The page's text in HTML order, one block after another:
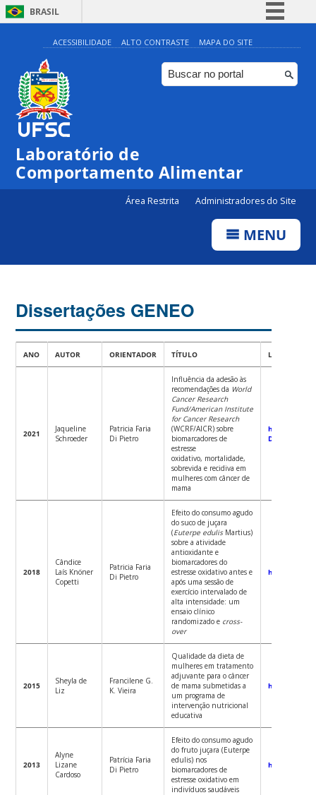
BRASIL
Simplifique!
Comunica BR
Participe
ACESSIBILIDADE ALTO CONTRASTE MAPA DO SITE
Laboratório de
Comportamento Alimentar
Área Restrita Administradores do Site
MENU
Dissertações GENEO
ANO AUTOR ORIENTADOR TÍTULO LINK
2021
Jaqueline
Schroeder
Patricia Faria
Di Pietro
Influência da adesão às
recomendações da World
Cancer Research
Fund/American Institute
for Cancer Research
(WCRF/AICR) sobre
biomarcadores de
estresse
oxidativo, mortalidade,
sobrevida e recidiva em
mulheres com câncer de
mama
https://
2018
Cândice
Laís Knöner
Copetti
Patricia Faria
Di Pietro
Efeito do consumo agudo
do suco de juçara
(Euterpe edulisMartius)
sobre a atividade
antioxidante e
biomarcadores do
estresse oxidativo antes e
após uma sessão de
exercício intervalado de
alta intensidade: um
ensaio clínico
randomizado e cross-
over
https://
2015
Sheyla de
Liz
Francilene G.
K. Vieira
Qualidade da dieta de
mulheres em tratamento
adjuvante para o câncer
de mama submetidas a
um programa de
intervenção nutricional
educativa
https://
2013
Alyne
Lizane
Cardoso
Patrícia Faria
Di Pietro
Efeito do consumo agudo
do fruto juçara (Euterpe
edulis) nos
biomarcadores de
estresse oxidativo em
indivíduos saudáveis
https://